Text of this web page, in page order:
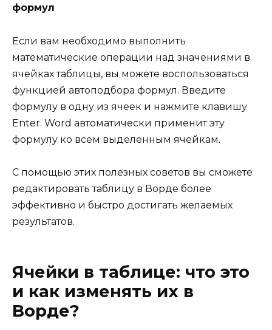
формул
Если вам необходимо выполнить
математические операции над значениями в
ячейках таблицы, вы можете воспользоваться
функцией автоподбора формул. Введите
формулу в одну из ячеек и нажмите клавишу
Enter. Word автоматически применит эту
формулу ко всем выделенным ячейкам.
С помощью этих полезных советов вы сможете
редактировать таблицу в Ворде более
эффективно и быстро достигать желаемых
результатов.
Ячейки в таблице: что это
и как изменять их в
Ворде?